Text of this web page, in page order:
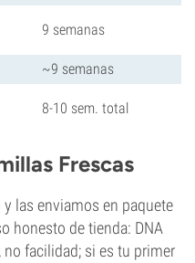
9 semanas
~9 semanas
8-10 sem. total
Frescas
las enviamos en paquete
honesto de tienda: DNA
facilidad; si es tu primer